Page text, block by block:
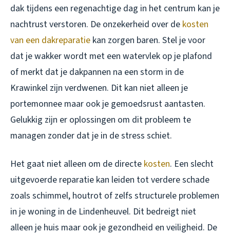
dak tijdens een regenachtige dag in het centrum kan je
nachtrust verstoren. De onzekerheid over de kosten
van een dakreparatie kan zorgen baren. Stel je voor
dat je wakker wordt met een watervlek op je plafond
of merkt dat je dakpannen na een storm in de
Krawinkel zijn verdwenen. Dit kan niet alleen je
portemonnee maar ook je gemoedsrust aantasten.
Gelukkig zijn er oplossingen om dit probleem te
managen zonder dat je in de stress schiet.
Het gaat niet alleen om de directe kosten. Een slecht
uitgevoerde reparatie kan leiden tot verdere schade
zoals schimmel, houtrot of zelfs structurele problemen
in je woning in de Lindenheuvel. Dit bedreigt niet
alleen je huis maar ook je gezondheid en veiligheid. De